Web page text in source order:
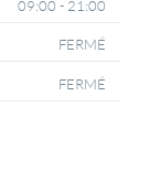
09:00 - 21:00
FERMÉ
FERMÉ